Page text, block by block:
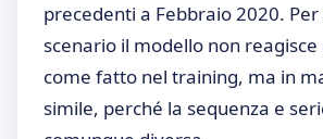
precedenti a Febbraio 2020.
scenario il modello non
come fatto nel training, ma in
simile, perché la sequenza e